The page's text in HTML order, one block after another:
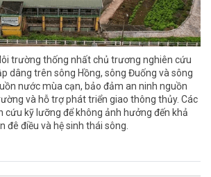
trường thống nhất chủ trương nghiên cứu
dâng trên sông Hồng, sông Đuống và sông
nước mùa cạn, bảo đảm an ninh nguồn
và hỗ trợ phát triển giao thông thủy. Các
cứu kỹ lưỡng để không ảnh hưởng đến khả
đê điều và hệ sinh thái sông.